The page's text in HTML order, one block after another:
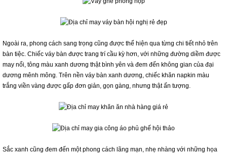
Ngoài ra, phong cách sang trọng cũng được thể hiện qua từng chi tiết nhỏ trên
bàn tiệc. Chiếc váy bàn được trang trí cầu kỳ hơn, với những đường diềm được
may nổi, tông màu xanh dương thật bình yên và đem đến không gian của đại
dương mênh mông. Trên nền váy bàn xanh dương, chiếc khăn napkin màu
trắng viền vàng được gấp đơn giản, gọn gàng, nhưng thật ấn tượng.
Sắc xanh cũng đem đến một phong cách lãng mạn, nhẹ nhàng với những họa